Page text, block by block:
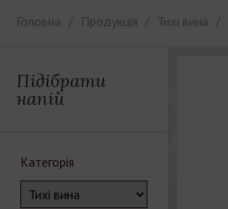
Головна Продукція Тихі вина
Підібрати
напій
Категорія